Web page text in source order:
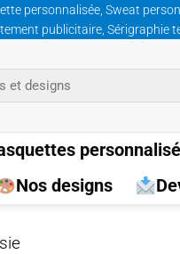
personnalisée, Sweat
publicitaire, Sérigraphie
Nos designs